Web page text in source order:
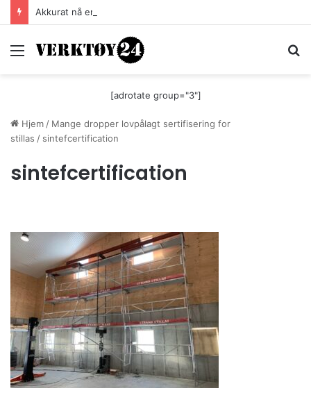
Akkurat nå er batteri-bordsaga til Festool billigere
Meny
[adrotate group="3"]
Hjem / Mange dropper lovpålagt sertifisering for
stillas / sintefcertification
sintefcertification